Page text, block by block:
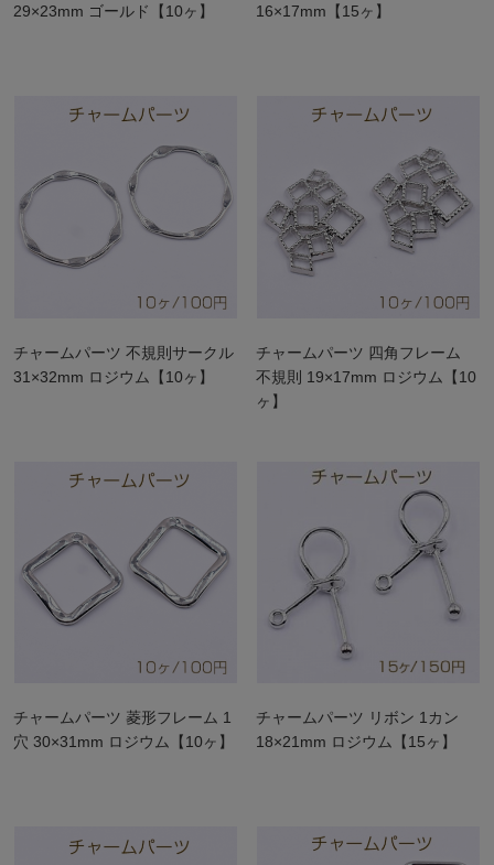
29×23mm ゴールド【10ヶ】 16×17mm【15ヶ】
チャームパーツ 不規則サークル
31×32mm ロジウム【10ヶ】
チャームパーツ 四角フレーム
不規則 19×17mm ロジウム【10
ヶ】
チャームパーツ 菱形フレーム 1
穴 30×31mm ロジウム【10ヶ】
チャームパーツ リボン 1カン
18×21mm ロジウム【15ヶ】